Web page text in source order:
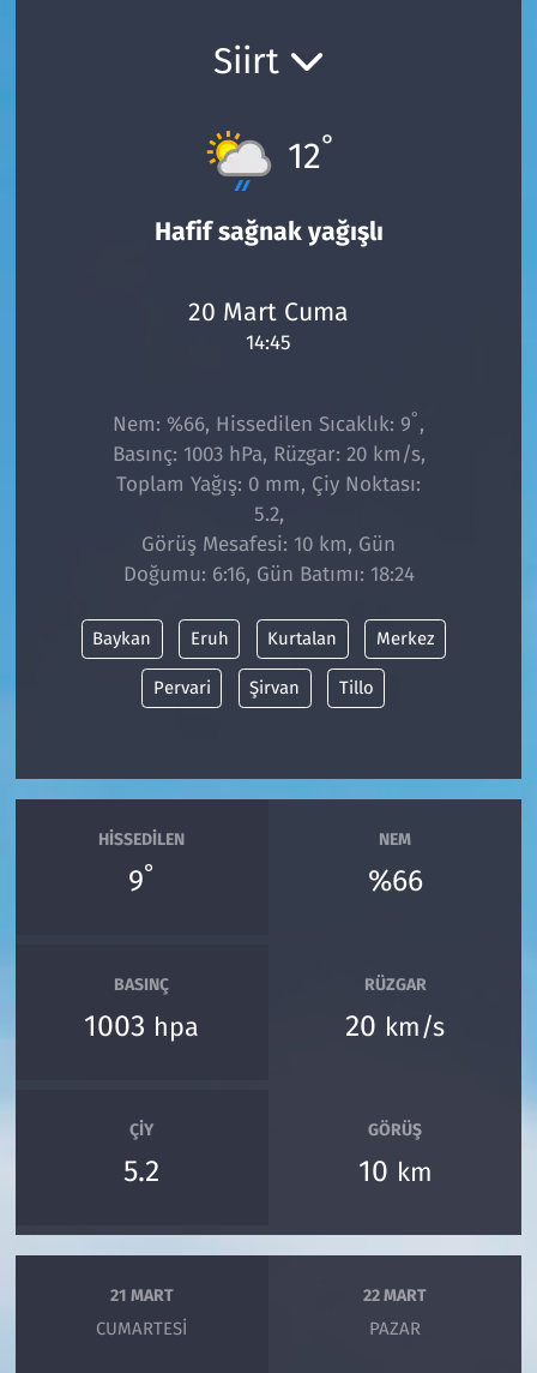
Siirt
12°
Hafif sağnak yağışlı
20 Mart Cuma
14:45
Nem: %66, Hissedilen Sıcaklık: 9° ,
Basınç: 1003 hPa, Rüzgar: 20 km/s,
Toplam Yağış: 0 mm, Çiy Noktası:
5.2,
Görüş Mesafesi: 10 km, Gün
Doğumu: 6:16, Gün Batımı: 18:24
Baykan Eruh Kurtalan Merkez
Pervari Şirvan Tillo
HISSEDILEN
9°
NEM
%66
BASINÇ
1003 hpa
RÜZGAR
20 km/s
ÇIY
5.2
GÖRÜŞ
10 km
21 MART
CUMARTESI
22 MART
PAZAR
Kültür Sanat
Saray
Spor
Süleymanpaşa
Tekirdağ